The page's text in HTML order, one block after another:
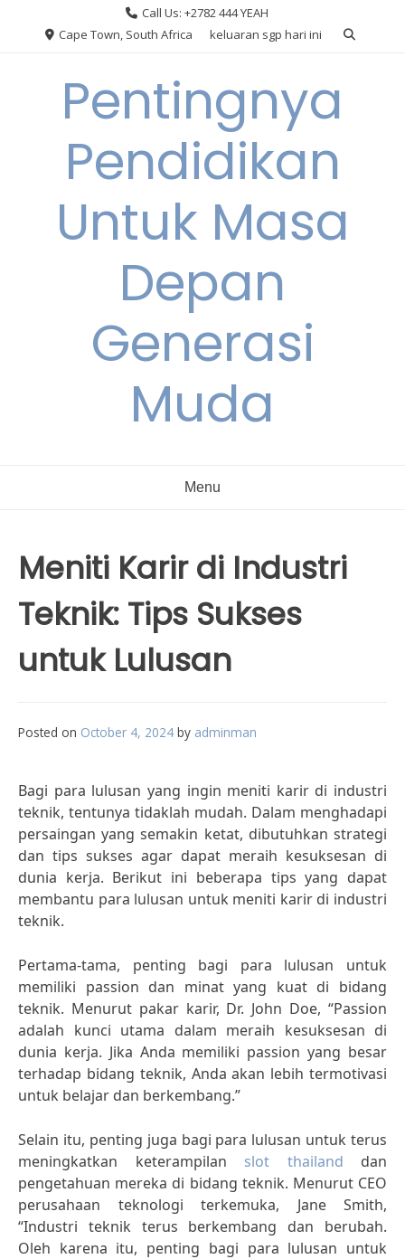
Call Us: +2782 444 YEAH
Cape Town, South Africa
keluaran sgp hari ini
Pentingnya
Pendidikan
Untuk Masa
Depan
Generasi
Muda
Menu
Meniti Karir di Industri
Teknik: Tips Sukses
untuk Lulusan
Posted on October 4, 2024 by adminman
Bagi para lulusan yang ingin meniti karir di industri
teknik, tentunya tidaklah mudah. Dalam menghadapi
persaingan yang semakin ketat, dibutuhkan strategi
dan tips sukses agar dapat meraih kesuksesan di
dunia kerja. Berikut ini beberapa tips yang dapat
membantu para lulusan untuk meniti karir di industri
teknik.
Pertama-tama, penting bagi para lulusan untuk
memiliki passion dan minat yang kuat di bidang
teknik. Menurut pakar karir, Dr. John Doe, “Passion
adalah kunci utama dalam meraih kesuksesan di
dunia kerja. Jika Anda memiliki passion yang besar
terhadap bidang teknik, Anda akan lebih termotivasi
untuk belajar dan berkembang.”
Selain itu, penting juga bagi para lulusan untuk terus
meningkatkan keterampilan slot thailand dan
pengetahuan mereka di bidang teknik. Menurut CEO
perusahaan teknologi terkemuka, Jane Smith,
“Industri teknik terus berkembang dan berubah.
Oleh karena itu, penting bagi para lulusan untuk